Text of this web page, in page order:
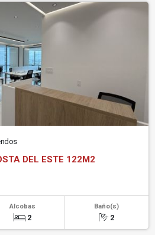
DEL ESTE 122M2
Alcobas
2
Baño(s)
2